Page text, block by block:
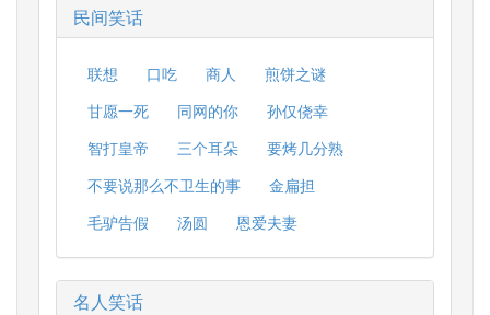
民间笑话
联想 口吃 商人
煎饼之谜
甘愿一死
同网的你
孙仅侥幸
智打皇帝
三个耳朵
要烤几分熟
不要说那么不卫生的事
金扁担
毛驴告假
汤圆 恩爱夫妻
名人笑话